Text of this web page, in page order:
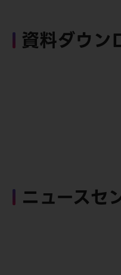
資料ダウン
ニュースセ